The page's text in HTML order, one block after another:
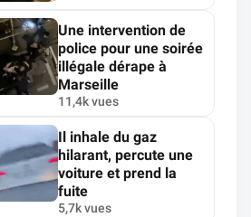
Une intervention de
police pour une soirée
illégale dérape à
Marseille
11,4k vues
Il inhale du gaz
hilarant, percute une
voiture et prend la
fuite
5,7k vues